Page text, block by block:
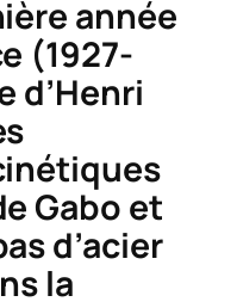
année
(1927-
d’Henri
Gabo et
d’acier
la